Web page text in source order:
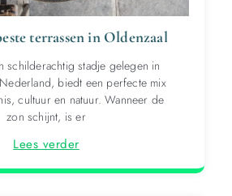
terrassen in Oldenzaal
schilderachtig stadje gelegen in
biedt een perfecte mix
cultuur en natuur. Wanneer de
zon schijnt, is er
Lees verder